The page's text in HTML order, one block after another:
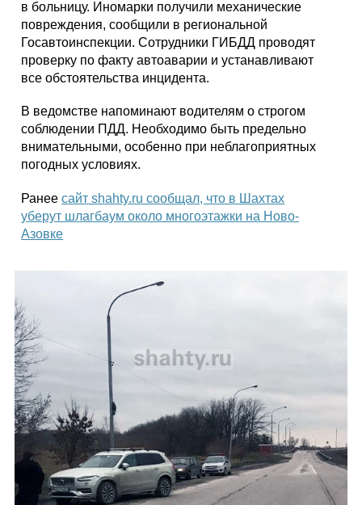
в больницу. Иномарки получили механические
повреждения, сообщили в региональной
Госавтоинспекции. Сотрудники ГИБДД проводят
проверку по факту автоаварии и устанавливают
все обстоятельства инцидента.
В ведомстве напоминают водителям о строгом
соблюдении ПДД. Необходимо быть предельно
внимательными, особенно при неблагоприятных
погодных условиях.
Ранеесайт shahty.ru сообщал, что в Шахтах
уберут шлагбаум около многоэтажки на Ново-
Азовке